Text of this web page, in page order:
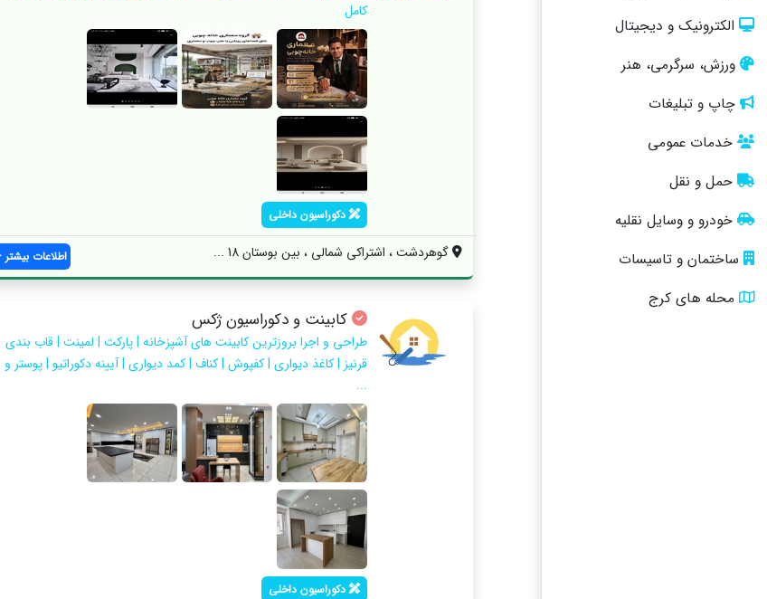
الکترونیک و دیجیتال
ورزش، سرگرمی، هنر
چاپ و تبلیغات
خدمات عمومی
حمل و نقل
خودرو و وسایل نقلیه
ساختمان و تاسیسات
محله های کرج
کامل
دکوراسیون داخلی
گوهردشت ، اشتراکی شمالی ، بین بوستان 18 ... اطلاعات بیشتر
کابینت و دکوراسیون ژکس
طراحی و اجرا بروزترین کابینت های آشپزخانه | پارکت | لمینت | قاب بندی
قرنیز | کاغذ دیواری | کفپوش | کناف | کمد دیواری | آیینه دکوراتیو | پوستر و
...
دکوراسیون داخلی